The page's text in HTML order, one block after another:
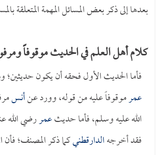
بعدها إلى ذكر بعض المسائل المهمة المتعلقة
كلام أهل العلم في الحديث موقوفاً
فأما الحديث الأول فحقه أن يكون
عمرموقوفاً عليه من قوله، وورد عنأنس
الله عليه وسلم، فأما حديثعمررضي الله
فقد أخرجهالدارقطنيكما ذكر المصنف؛